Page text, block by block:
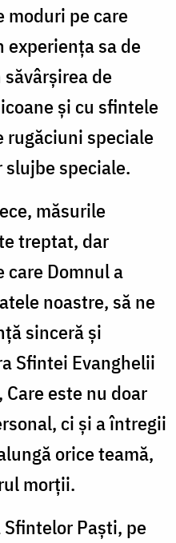
pe care
experiența sa de
de
și cu sfintele
rugăciuni speciale
speciale.
măsurile
treptat, dar
care Domnul a
noastre, să ne
sinceră și
Sfintei Evanghelii
este nu doar
ci și a întregii
orice teamă,
morții.
Paști, pe